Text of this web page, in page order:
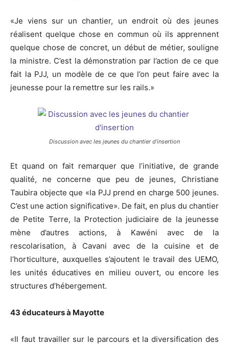
«Je viens sur un chantier, un endroit où des jeunes
réalisent quelque chose en commun où ils apprennent
quelque chose de concret, un début de métier, souligne
la ministre. C’est la démonstration par l’action de ce que
fait la PJJ, un modèle de ce que l’on peut faire avec la
jeunesse pour la remettre sur les rails.»
Discussion avec les jeunes du chantier d’insertion
Et quand on fait remarquer que l’initiative, de grande
qualité, ne concerne que peu de jeunes, Christiane
Taubira objecte que «la PJJ prend en charge 500 jeunes.
C’est une action significative». De fait, en plus du chantier
de Petite Terre, la Protection judiciaire de la jeunesse
mène d’autres actions, à Kawéni avec de la
rescolarisation, à Cavani avec de la cuisine et de
l’horticulture, auxquelles s’ajoutent le travail des UEMO,
les unités éducatives en milieu ouvert, ou encore les
structures d’hébergement.
43 éducateurs à Mayotte
«Il faut travailler sur le parcours et la diversification des